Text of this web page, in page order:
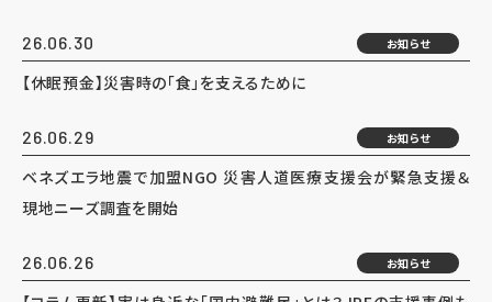
26.06.30 お知らせ
【休眠預金】災害時の「食」を支えるために
26.06.29 お知らせ
ベネズエラ地震で加盟NGO 災害人道医療支援会が緊急支援＆
現地ニーズ調査を開始
26.06.26 お知らせ